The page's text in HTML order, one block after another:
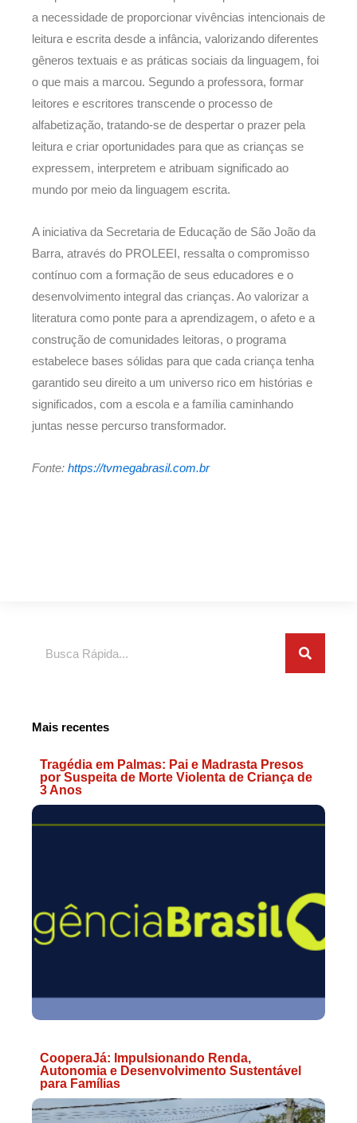
a necessidade de proporcionar vivências intencionais de
leitura e escrita desde a infância, valorizando diferentes
gêneros textuais e as práticas sociais da linguagem, foi
o que mais a marcou. Segundo a professora, formar
leitores e escritores transcende o processo de
alfabetização, tratando-se de despertar o prazer pela
leitura e criar oportunidades para que as crianças se
expressem, interpretem e atribuam significado ao
mundo por meio da linguagem escrita.
A iniciativa da Secretaria de Educação de São João da
Barra, através do PROLEEI, ressalta o compromisso
contínuo com a formação de seus educadores e o
desenvolvimento integral das crianças. Ao valorizar a
literatura como ponte para a aprendizagem, o afeto e a
construção de comunidades leitoras, o programa
estabelece bases sólidas para que cada criança tenha
garantido seu direito a um universo rico em histórias e
significados, com a escola e a família caminhando
juntas nesse percurso transformador.
Fonte: https://tvmegabrasil.com.br
Mais recentes
Tragédia em Palmas: Pai e Madrasta Presos
por Suspeita de Morte Violenta de Criança de
3 Anos
CooperaJá: Impulsionando Renda,
Autonomia e Desenvolvimento Sustentável
para Famílias